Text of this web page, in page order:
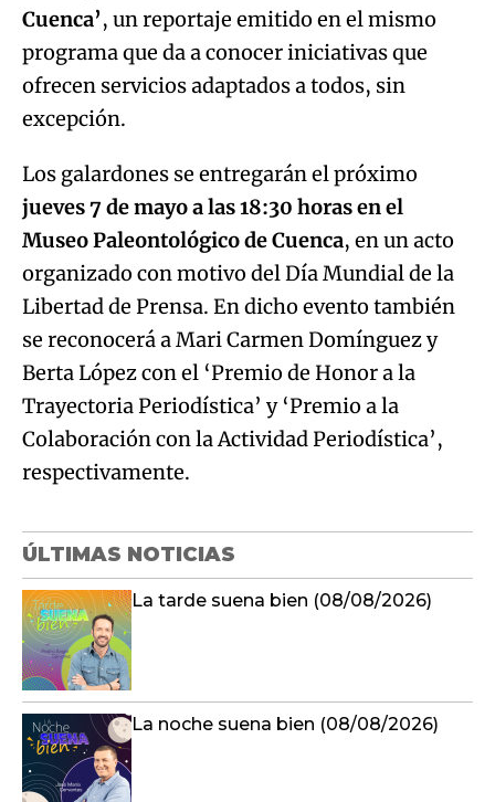
Cuenca’, un reportaje emitido en el mismo
programa que da a conocer iniciativas que
ofrecen servicios adaptados a todos, sin
excepción.
Los galardones se entregarán el próximo
jueves 7 de mayo a las 18:30 horas en el
Museo Paleontológico de Cuenca, en un acto
organizado con motivo del Día Mundial de la
Libertad de Prensa. En dicho evento también
se reconocerá a Mari Carmen Domínguez y
Berta López con el ‘Premio de Honor a la
Trayectoria Periodística’ y ‘Premio a la
Colaboración con la Actividad Periodística’,
respectivamente.
ÚLTIMAS NOTICIAS
La tarde suena bien (08/08/2026)
La noche suena bien (08/08/2026)